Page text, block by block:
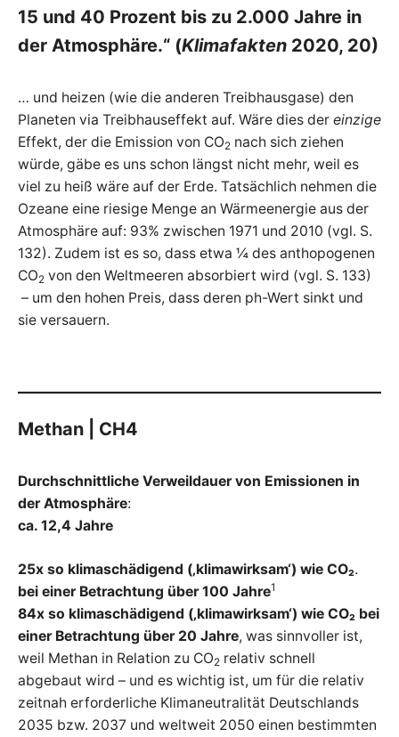
15 und 40 Prozent bis zu 2.000 Jahre in
der Atmosphäre.“ (Klimafakten 2020, 20)
… und heizen (wie die anderen Treibhausgase) den
Planeten via Treibhauseffekt auf. Wäre dies der einzige
Effekt, der die Emission von CO2 nach sich ziehen
würde, gäbe es uns schon längst nicht mehr, weil es
viel zu heiß wäre auf der Erde. Tatsächlich nehmen die
Ozeane eine riesige Menge an Wärmeenergie aus der
Atmosphäre auf: 93% zwischen 1971 und 2010 (vgl. S.
132). Zudem ist es so, dass etwa ¼ des anthopogenen
CO2 von den Weltmeeren absorbiert wird (vgl. S. 133)
– um den hohen Preis, dass deren ph-Wert sinkt und
sie versauern.
Methan | CH4
Durchschnittliche Verweildauer von Emissionen in
der Atmosphäre:
ca. 12,4 Jahre
25x so klimaschädigend (‚klimawirksam‘) wie CO₂.
bei einer Betrachtung über 100 Jahre1
84x so klimaschädigend (‚klimawirksam‘) wie CO₂ bei
einer Betrachtung über 20 Jahre, was sinnvoller ist,
weil Methan in Relation zu CO2 relativ schnell
abgebaut wird – und es wichtig ist, um für die relativ
zeitnah erforderliche Klimaneutralität Deutschlands
2035 bzw. 2037 und weltweit 2050 einen bestimmten